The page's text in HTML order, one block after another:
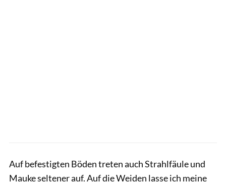
Auf befestigten Böden treten auch Strahlfäule und
Mauke seltener auf. Auf die Weiden lasse ich meine